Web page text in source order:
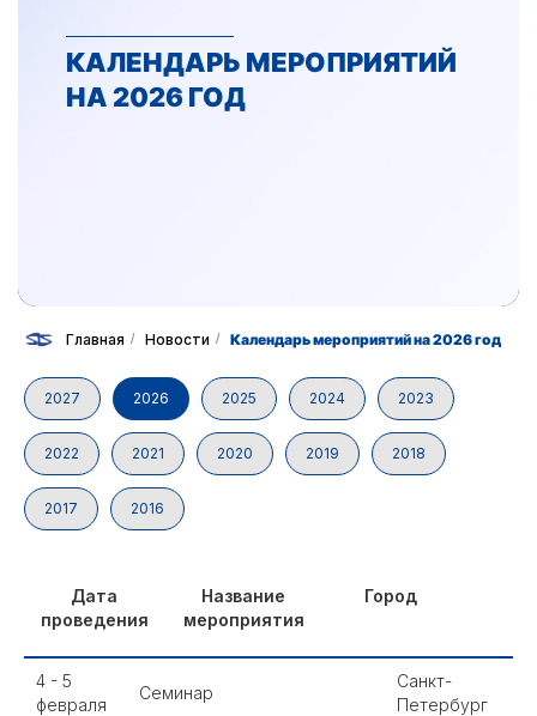
КАЛЕНДАРЬ МЕРОПРИЯТИЙ
НА 2026 ГОД
Главная / Новости / Календарь мероприятий на 2026 год
2027 2026 2025 2024 2023
2022 2021 2020 2019 2018
2017 2016
Дата
проведения
Название
мероприятия
Город
4 - 5
февраля
Семинар
Санкт-
Петербург